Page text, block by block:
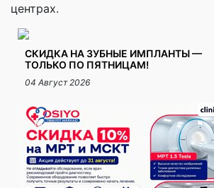
центрах.
СКИДКА НА ЗУБНЫЕ ИМПЛАНТЫ —
ТОЛЬКО ПО ПЯТНИЦАМ!
04 Август 2026